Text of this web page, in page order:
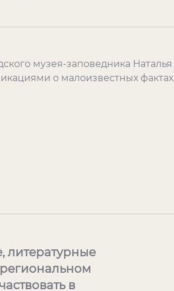
музея-заповедника Наталья
о малоизвестных фактах
литературные
в